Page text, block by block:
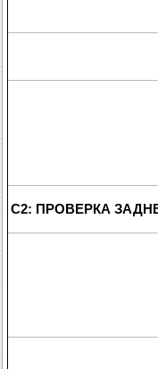
C2: ПРОВЕРКА